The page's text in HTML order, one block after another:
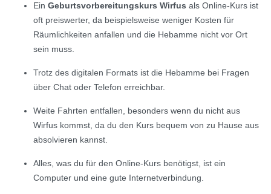
Ein Geburtsvorbereitungskurs Wirfus als Online-Kurs ist
oft preiswerter, da beispielsweise weniger Kosten für
Räumlichkeiten anfallen und die Hebamme nicht vor Ort
sein muss.
Trotz des digitalen Formats ist die Hebamme bei Fragen
über Chat oder Telefon erreichbar.
Weite Fahrten entfallen, besonders wenn du nicht aus
Wirfus kommst, da du den Kurs bequem von zu Hause aus
absolvieren kannst.
Alles, was du für den Online-Kurs benötigst, ist ein
Computer und eine gute Internetverbindung.